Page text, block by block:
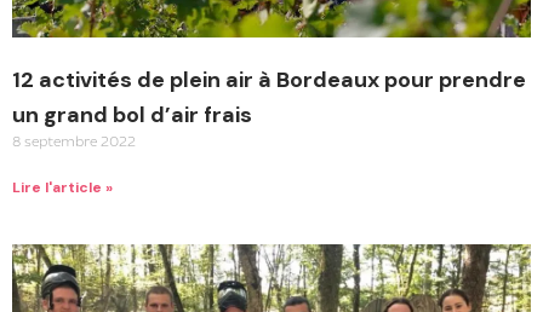
12 activités de plein air à Bordeaux pour prendre
un grand bol d’air frais
8 septembre 2022
Lire l'article »